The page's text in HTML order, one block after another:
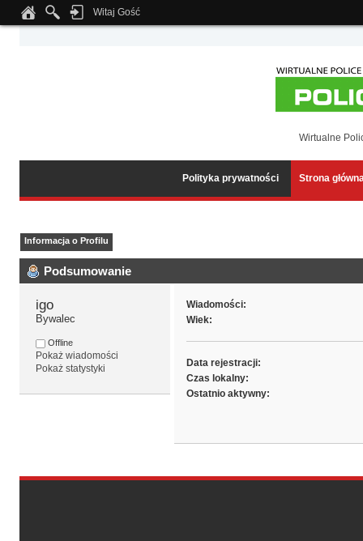
Notice: Undefined index: tapatalk_body_hook in
Witaj Gość
Wirtualne
Polityka prywatności Strona
Informacja o Profilu
Podsumowanie
igo
Bywalec
Offline
Pokaż wiadomości
Pokaż statystyki
Wiadomości:
Wiek:
Data rejestracji:
Czas lokalny:
Ostatnio aktywny: